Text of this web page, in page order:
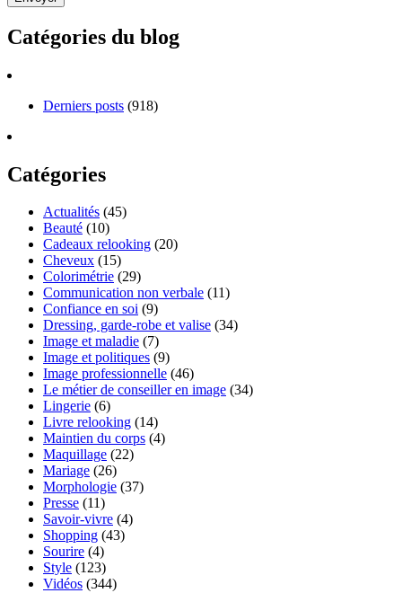
Catégories du blog
Derniers posts (918)
Catégories
Actualités (45)
Beauté (10)
Cadeaux relooking (20)
Cheveux (15)
Colorimétrie (29)
Communication non verbale (11)
Confiance en soi (9)
Dressing, garde-robe et valise (34)
Image et maladie (7)
Image et politiques (9)
Image professionnelle (46)
Le métier de conseiller en image (34)
Lingerie (6)
Livre relooking (14)
Maintien du corps (4)
Maquillage (22)
Mariage (26)
Morphologie (37)
Presse (11)
Savoir-vivre (4)
Shopping (43)
Sourire (4)
Style (123)
Vidéos (344)